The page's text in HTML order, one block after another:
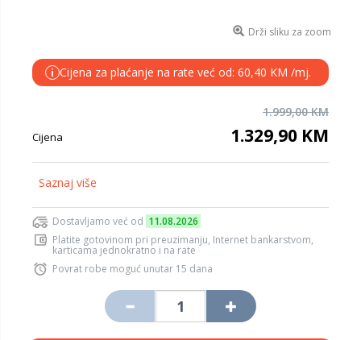
Drži sliku za zoom
i Cijena za plaćanje na rate već od: 60,40 KM /mj.
1.999,00 KM
Cijena 1.329,90 KM
Saznaj više
Dostavljamo već od 11.08.2026
Platite gotovinom pri preuzimanju, Internet bankarstvom,
karticama jednokratno i na rate
Povrat robe moguć unutar 15 dana